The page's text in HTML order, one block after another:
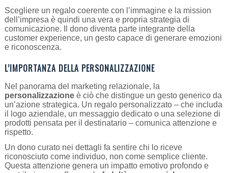
Scegliere un regalo coerente con l’immagine e la mission
dell’impresa è quindi una vera e propria strategia di
comunicazione. Il dono diventa parte integrante della
customer experience, un gesto capace di generare emozioni
e riconoscenza.
L’IMPORTANZA DELLA PERSONALIZZAZIONE
Nel panorama del marketing relazionale, la
personalizzazioneè ciò che distingue un gesto generico da
un’azione strategica. Un regalo personalizzato – che includa
il logo aziendale, un messaggio dedicato o una selezione di
prodotti pensata per il destinatario – comunica attenzione e
rispetto.
Un dono curato nei dettagli fa sentire chi lo riceve
riconosciuto come individuo, non come semplice cliente.
Questa attenzione genera un impatto emotivo profondo e